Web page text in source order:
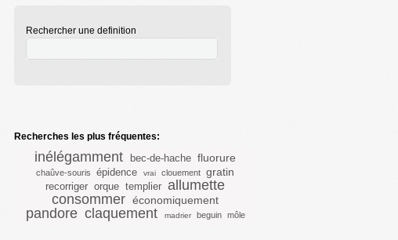
Rechercher une definition
Recherches les plus fréquentes:
inélégamment bec-de-hache fluorure
chaûve-souris épidence vrai clouement gratin
recorriger orque templier allumette
consommer économiquement
pandore claquement madrier beguin môle